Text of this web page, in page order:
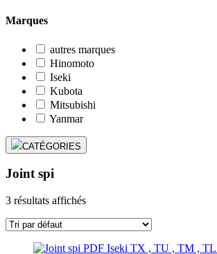
Marques
autres marques
Hinomoto
Iseki
Kubota
Mitsubishi
Yanmar
CATÉGORIES
Joint spi
3 résultats affichés